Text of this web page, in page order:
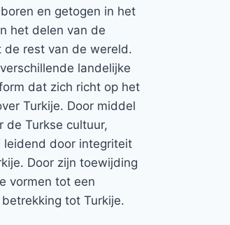
en getogen in het
het delen van de
de rest van de wereld.
landelijke
dat zich richt op het
Turkije. Door middel
de Turkse cultuur,
leidend door integriteit
Door zijn toewijding
vormen tot een
tot Turkije.